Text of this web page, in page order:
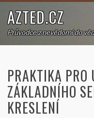
AZTED.CZ
Průvodce z nevědomí do
PRAKTIKA PRO
ZÁKLADNÍHO
KRESLENÍ